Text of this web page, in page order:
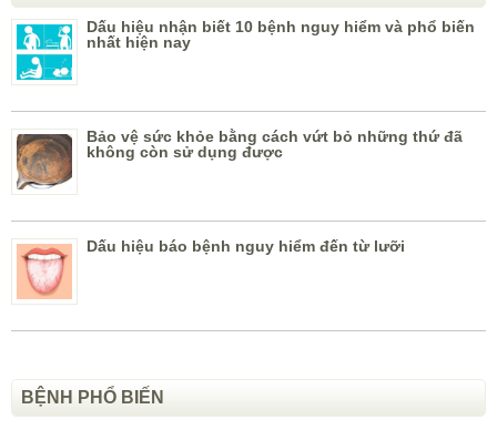
Dấu hiệu nhận biết 10 bệnh nguy hiểm và phổ biến
nhất hiện nay
Bảo vệ sức khỏe bằng cách vứt bỏ những thứ đã
không còn sử dụng được
Dấu hiệu báo bệnh nguy hiểm đến từ lưỡi
BỆNH PHỔ BIẾN